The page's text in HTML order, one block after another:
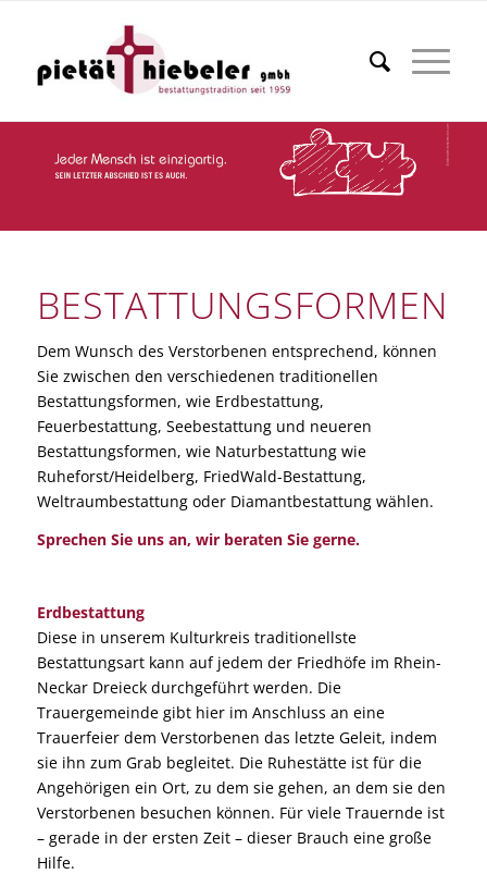
BESTATTUNGSFORMEN
Dem Wunsch des Verstorbenen entsprechend, können
Sie zwischen den verschiedenen traditionellen
Bestattungsformen, wie Erdbestattung,
Feuerbestattung, Seebestattung und neueren
Bestattungsformen, wie Naturbestattung wie
Ruheforst/Heidelberg, FriedWald-Bestattung,
Weltraumbestattung oder Diamantbestattung wählen.
Sprechen Sie uns an, wir beraten Sie gerne.
Erdbestattung
Diese in unserem Kulturkreis traditionellste
Bestattungsart kann auf jedem der Friedhöfe im Rhein-
Neckar Dreieck durchgeführt werden. Die
Trauergemeinde gibt hier im Anschluss an eine
Trauerfeier dem Verstorbenen das letzte Geleit, indem
sie ihn zum Grab begleitet. Die Ruhestätte ist für die
Angehörigen ein Ort, zu dem sie gehen, an dem sie den
Verstorbenen besuchen können. Für viele Trauernde ist
– gerade in der ersten Zeit – dieser Brauch eine große
Hilfe.